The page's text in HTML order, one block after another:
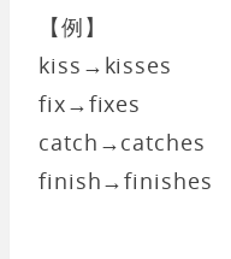
【例】
kiss→kisses
fix→fixes
catch→catches
finish→finishes